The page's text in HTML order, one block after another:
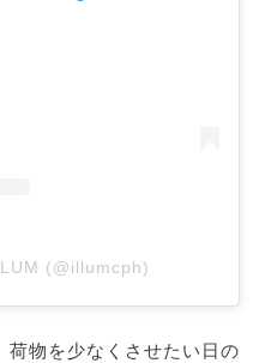
(@illumcph)
荷物を少なくさせたい日の